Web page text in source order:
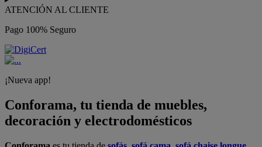
ATENCIÓN AL CLIENTE
Pago 100% Seguro
¡Nueva app!
Conforama, tu tienda de muebles,
decoración y electrodomésticos